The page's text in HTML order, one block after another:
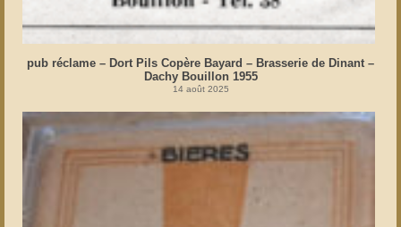
pub réclame – Dort Pils Copère Bayard – Brasserie de Dinant –
Dachy Bouillon 1955
14 août 2025